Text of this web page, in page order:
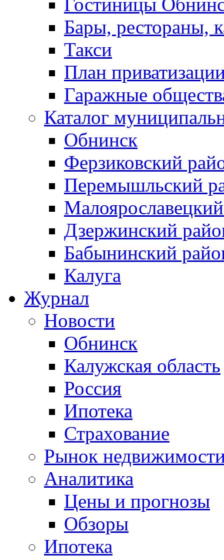
Гостиницы
Бары, рестораны,
Такси
План
Гаражные
Каталог
Обнинск
Ферзиковский
Перемышльский
Дзержинский
Бабынинский
Калуга
Журнал
Новости
Обнинск
Калужская область
Россия
Ипотека
Страхование
Рынок
Аналитика
Цены и прогнозы
Обзоры
Ипотека